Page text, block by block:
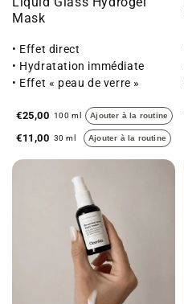
Mask
• Effet direct
• Hydratation immédiate
• Effet « peau de verre »
€25,00 100 ml Ajouter à la routine
€11,00 30 ml Ajouter à la routine